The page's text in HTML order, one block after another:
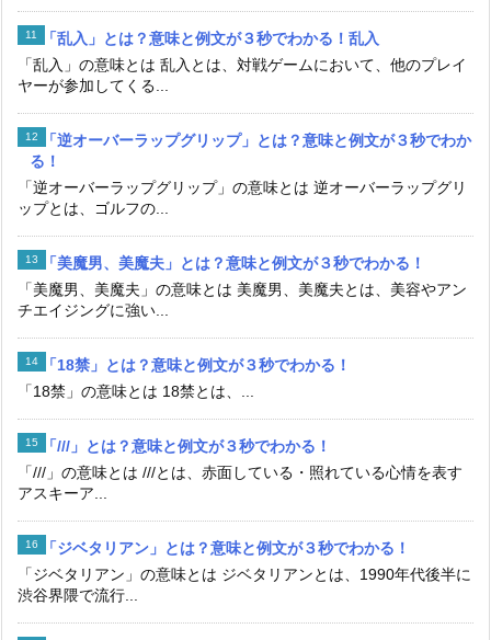
「乱入」とは？意味と例文が３秒でわかる！乱入
「乱入」の意味とは 乱入とは、対戦ゲームにおいて、他のプレイ
ヤーが参加してくる...
「逆オーバーラップグリップ」とは？意味と例文が３秒でわか
る！
「逆オーバーラップグリップ」の意味とは 逆オーバーラップグリ
ップとは、ゴルフの...
「美魔男、美魔夫」とは？意味と例文が３秒でわかる！
「美魔男、美魔夫」の意味とは 美魔男、美魔夫とは、美容やアン
チエイジングに強い...
「18禁」とは？意味と例文が３秒でわかる！
「18禁」の意味とは 18禁とは、...
「///」とは？意味と例文が３秒でわかる！
「///」の意味とは ///とは、赤面している・照れている心情を表す
アスキーア...
「ジベタリアン」とは？意味と例文が３秒でわかる！
「ジベタリアン」の意味とは ジベタリアンとは、1990年代後半に
渋谷界隈で流行...